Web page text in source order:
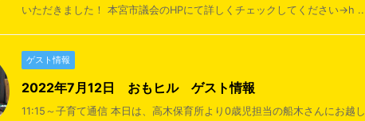
いただきました！ 本宮市議会のHPにて詳しくチェックしてください→h
ゲスト情報
2022年7月12日 おもヒル ゲスト情報
11:15～子育て通信 本日は、高木保育所より0歳児担当の船木さんにお越